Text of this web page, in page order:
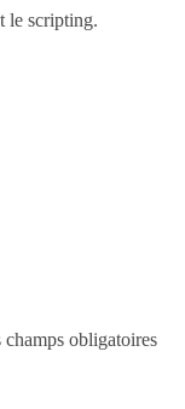
le scripting.
champs obligatoires